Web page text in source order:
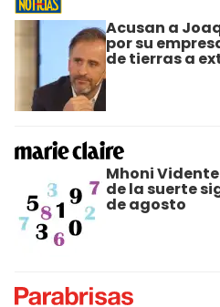
Acusan a
por su
de tierras a
Mhoni
de la suerte
de agosto